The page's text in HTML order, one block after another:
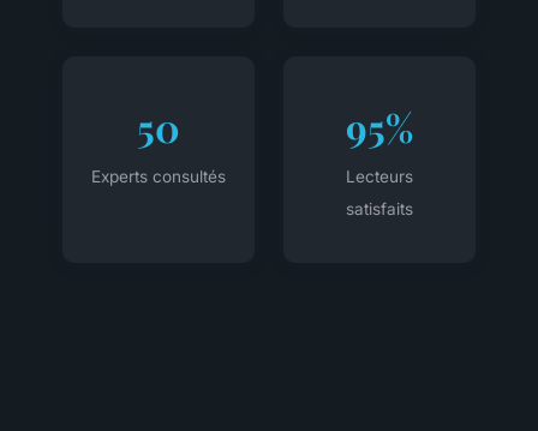
50
Experts consultés
95%
Lecteurs
satisfaits